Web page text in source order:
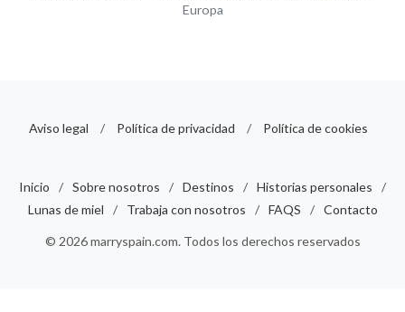
Europa
Inicio / Sobre nosotros / Destinos / Historias personales
/
Lunas de miel
/ Trabaja con nosotros / FAQS / Contacto
© 2026 marryspain.com. Todos los derechos reservados
Aviso legal / Política de privacidad / Política de cookies